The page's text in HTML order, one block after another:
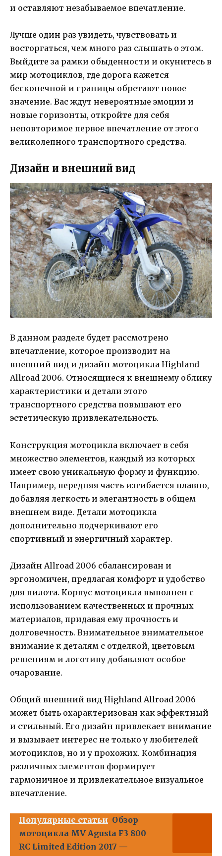
и оставляют незабываемое впечатление.
Лучше один раз увидеть, чувствовать и
восторгаться, чем много раз слышать о этом.
Выйдите за рамки обыденности и окунитесь в
мир мотоциклов, где дорога кажется
бесконечной и границы обретают новое
значение. Вас ждут невероятные эмоции и
новые горизонты, откройте для себя
неповторимое первое впечатление от этого
великолепного транспортного средства.
Дизайн и внешний вид
В данном разделе будет рассмотрено
впечатление, которое производит на
внешний вид и дизайн мотоцикла Highland
Allroad 2006. Относящиеся к внешнему облику
характеристики и детали этого
транспортного средства повышают его
эстетическую привлекательность.
Конструкция мотоцикла включает в себя
множество элементов, каждый из которых
имеет свою уникальную форму и функцию.
Например, передняя часть изгибается плавно,
добавляя легкость и элегантность в общем
внешнем виде. Детали мотоцикла
дополнительно подчеркивают его
спортивный и энергичный характер.
Дизайн Allroad 2006 сбалансирован и
эргономичен, предлагая комфорт и удобство
для пилота. Корпус мотоцикла выполнен с
использованием качественных и прочных
материалов, придавая ему прочность и
долговечность. Внимательное внимательное
внимание к деталям с отделкой, цветовым
решениям и логотипу добавляют особое
очарование.
Общий внешний вид Highland Allroad 2006
может быть охарактеризован как эффектный
и стильный. Его дизайн привлекает внимание
и вызывает интерес не только у любителей
мотоциклов, но и у прохожих. Комбинация
различных элементов формирует
гармоничное и привлекательное визуальное
впечатление.
Популярные статьи Обзор
мотоцикла MV Agusta F3 800
RC Limited Edition 2017 —